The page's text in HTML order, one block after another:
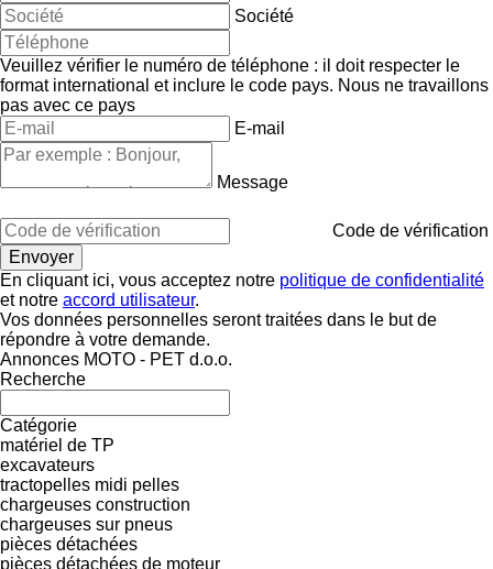
Société
Veuillez vérifier le numéro de téléphone : il doit respecter le
format international et inclure le code pays. Nous ne travaillons
pas avec ce pays
E-mail
Message
Code de vérification
En cliquant ici, vous acceptez notre politique de confidentialité
et notre accord utilisateur.
Vos données personnelles seront traitées dans le but de
répondre à votre demande.
Annonces MOTO - PET d.o.o.
Recherche
Catégorie
matériel de TP
excavateurs
tractopelles midi pelles
chargeuses construction
chargeuses sur pneus
pièces détachées
pièces détachées de moteur